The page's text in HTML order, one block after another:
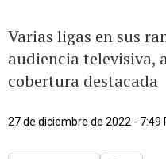
Varias ligas en sus
audiencia televisiva,
cobertura destacada
27 de diciembre de 2022 - 7:49